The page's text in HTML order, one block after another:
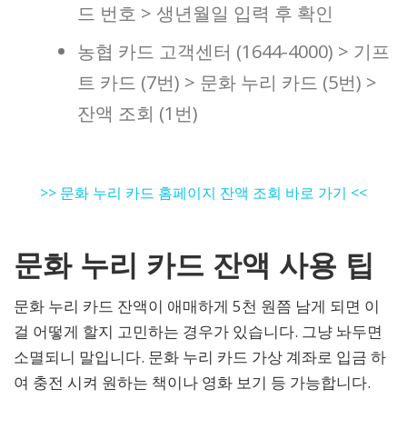
드 번호 > 생년월일 입력 후 확인
농협 카드 고객센터 (1644-4000) > 기프
트 카드 (7번) > 문화 누리 카드 (5번) >
잔액 조회 (1번)
>> 문화 누리 카드 홈페이지 잔액 조회 바로 가기 <<
문화 누리 카드 잔액 사용 팁
문화 누리 카드 잔액이 애매하게 5천 원쯤 남게 되면 이
걸 어떻게 할지 고민하는 경우가 있습니다. 그냥 놔두면
소멸되니 말입니다. 문화 누리 카드 가상 계좌로 입금 하
여 충전 시켜 원하는 책이나 영화 보기 등 가능합니다.